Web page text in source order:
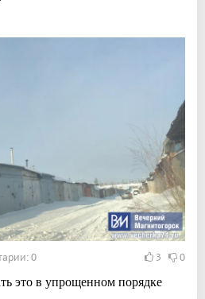
0 3 0
это в упрощенном порядке